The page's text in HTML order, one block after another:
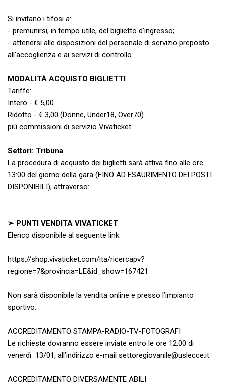
Si invitano i tifosi a:
- premunirsi, in tempo utile, del biglietto d’ingresso;
- attenersi alle disposizioni del personale di servizio preposto
all’accoglienza e ai servizi di controllo.
MODALITÀ ACQUISTO BIGLIETTI
Tariffe:
Intero - € 5,00
Ridotto - € 3,00 (Donne, Under18, Over70)
più commissioni di servizio Vivaticket
Settori: Tribuna
La procedura di acquisto dei biglietti sarà attiva fino alle ore
13:00 del giorno della gara (FINO AD ESAURIMENTO DEI POSTI
DISPONIBILI), attraverso:
➢ PUNTI VENDITA VIVATICKET
Elenco disponibile al seguente link:
https://shop.vivaticket.com/ita/ricercapv?
regione=7&provincia=LE&id_show=167421
Non sarà disponibile la vendita online e presso l’impianto
sportivo.
ACCREDITAMENTO STAMPA-RADIO-TV-FOTOGRAFI
Le richieste dovranno essere inviate entro le ore 12:00 di
venerdì 13/01, all’indirizzo e-mail settoregiovanile@uslecce.it.
ACCREDITAMENTO DIVERSAMENTE ABILI